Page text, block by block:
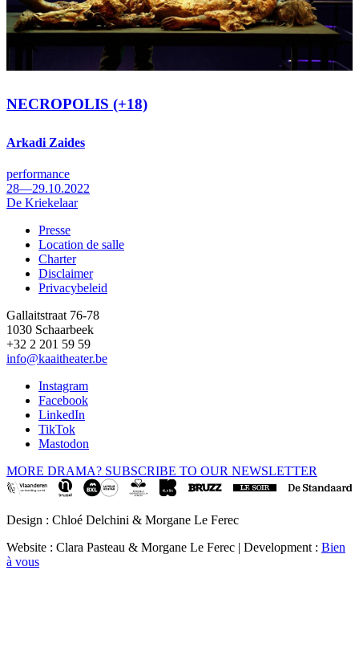
NECROPOLIS (+18)
Arkadi Zaides
performance
28—29.10.2022
De Kriekelaar
Footer
Presse
Location de salle
Charter
Disclaimer
Privacybeleid
Gallaitstraat 76-78
1030 Schaarbeek
+32 2 201 59 59
info@kaaitheater.be
Instagram
Facebook
LinkedIn
TikTok
Mastodon
MORE DRAMA? SUBSCRIBE TO OUR NEWSLETTER
Design : Chloé Delchini & Morgane Le Ferec
Website : Clara Pasteau & Morgane Le Ferec | Development : Bien
à vous